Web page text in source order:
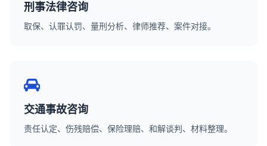
刑事法律咨询
取保、认罪认罚、量刑分析、律师推荐、案件对接。
交通事故咨询
责任认定、伤残赔偿、保险理赔、和解谈判、材料整理。